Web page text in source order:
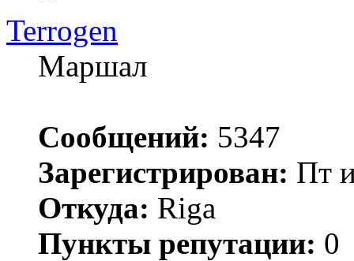
Terrogen
Маршал
Сообщений: 5347
Зарегистрирован: Пт
Откуда: Riga
Пункты репутации: 0